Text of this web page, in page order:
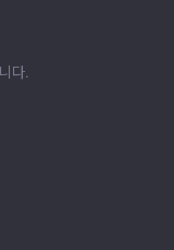
다.